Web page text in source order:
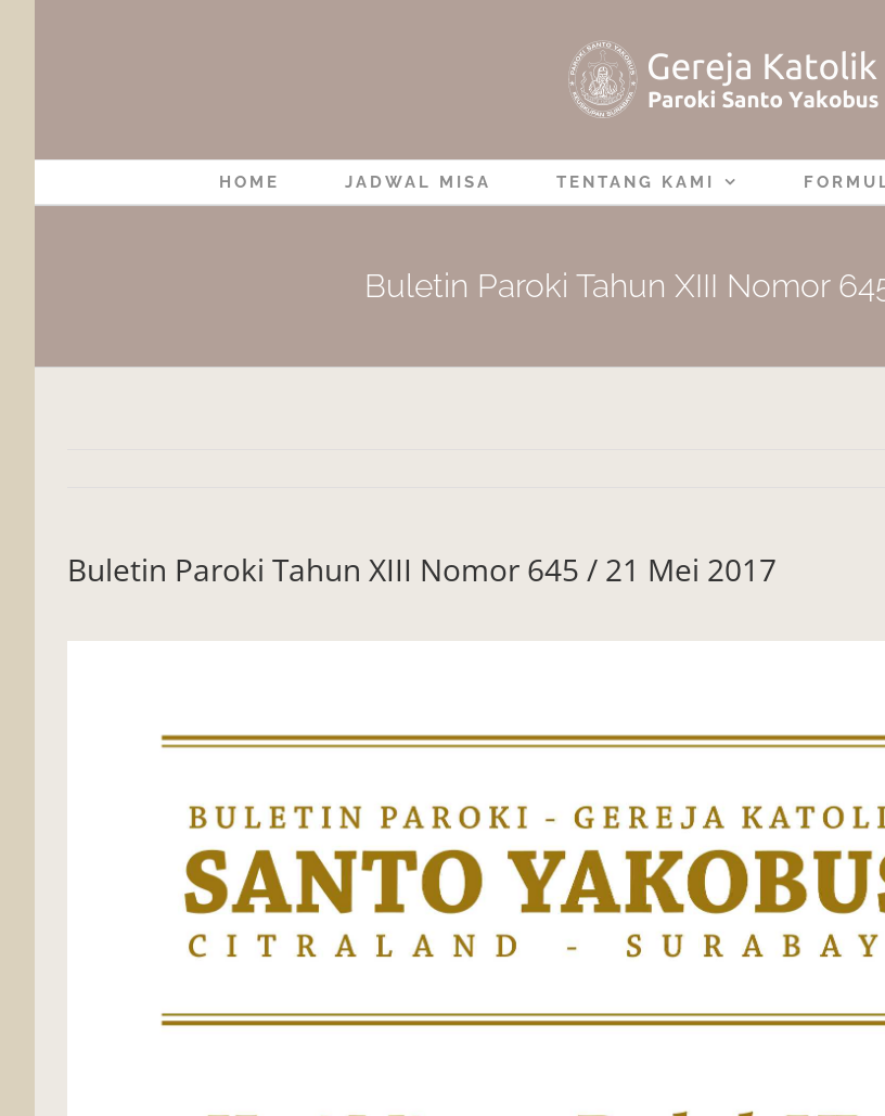
HOME JADWAL MISA TENTANG KAMI
Buletin Paroki Tahun XIII Nomor
Buletin Paroki Tahun XIII Nomor 645 / 21 Mei 2017